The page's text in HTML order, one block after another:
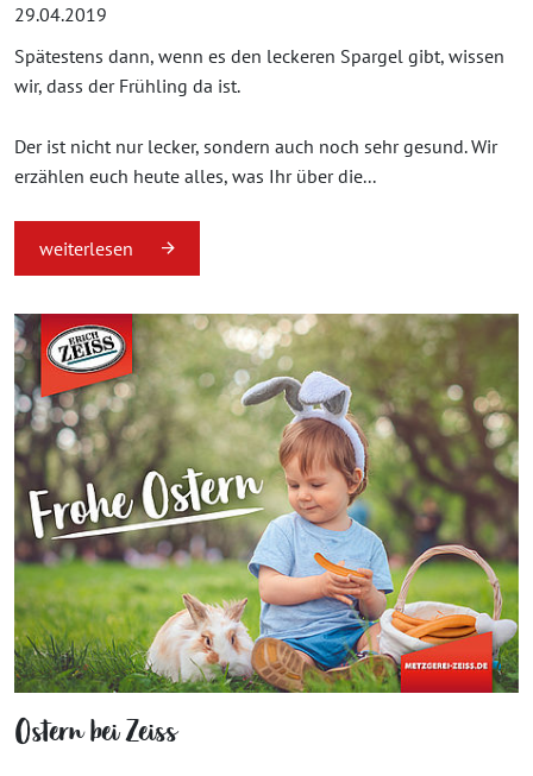
29.04.2019
Spätestens dann, wenn es den leckeren Spargel gibt, wissen
wir, dass der Frühling da ist.
Der ist nicht nur lecker, sondern auch noch sehr gesund. Wir
erzählen euch heute alles, was Ihr über die...
weiterlesen
Ostern bei Zeiss